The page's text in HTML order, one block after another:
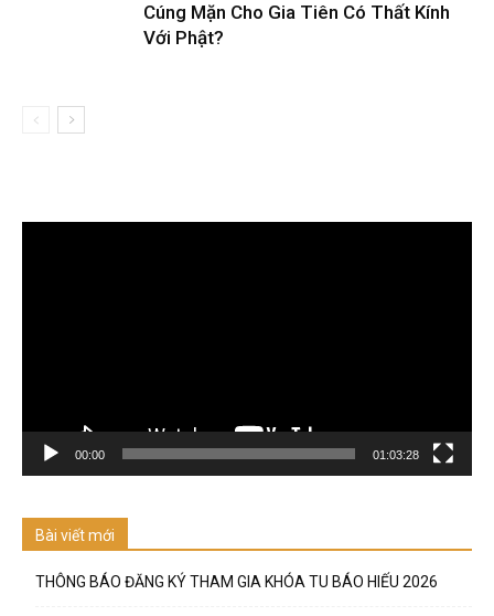
Cúng Mặn Cho Gia Tiên Có Thất Kính
Với Phật?
00:00 01:03:28
Bài viết mới
THÔNG BÁO ĐĂNG KÝ THAM GIA KHÓA TU BÁO HIẾU 2026